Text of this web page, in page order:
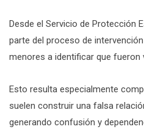
Desde el Servicio de Protección
parte del proceso de
menores a identificar que fueron
Esto resulta especialmente
suelen construir una falsa
generando confusión y